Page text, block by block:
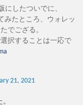
にしたついでに、
みたところ、ウォレッ
でござる。
択することは一応で
21, 2021